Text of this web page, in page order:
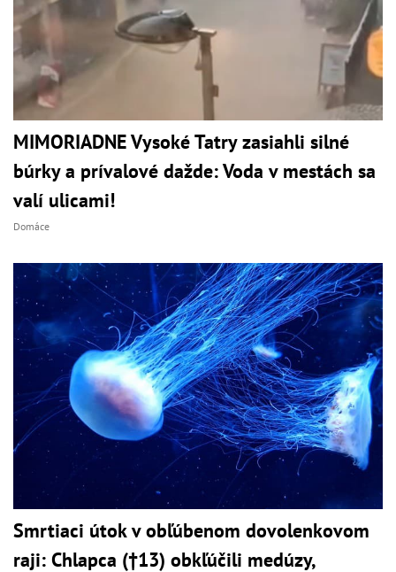
MIMORIADNE Vysoké Tatry zasiahli silné
búrky a prívalové dažde: Voda v mestách sa
valí ulicami!
Domáce
Smrtiaci útok v obľúbenom dovolenkovom
raji: Chlapca (†13) obkľúčili medúzy,